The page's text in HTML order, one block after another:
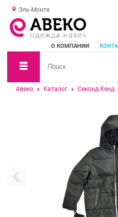
Эль-Монте
О КОМПАНИИ
Авеко Каталог Секонд-Хенд